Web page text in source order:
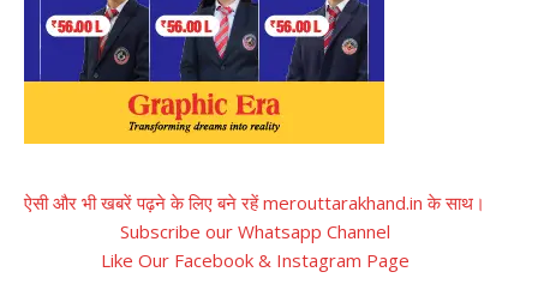
ऐसी और भी खबरें पढ़ने के लिए बने रहें merouttarakhand.in के साथ।
Subscribe our Whatsapp Channel
Like Our Facebook & Instagram Page